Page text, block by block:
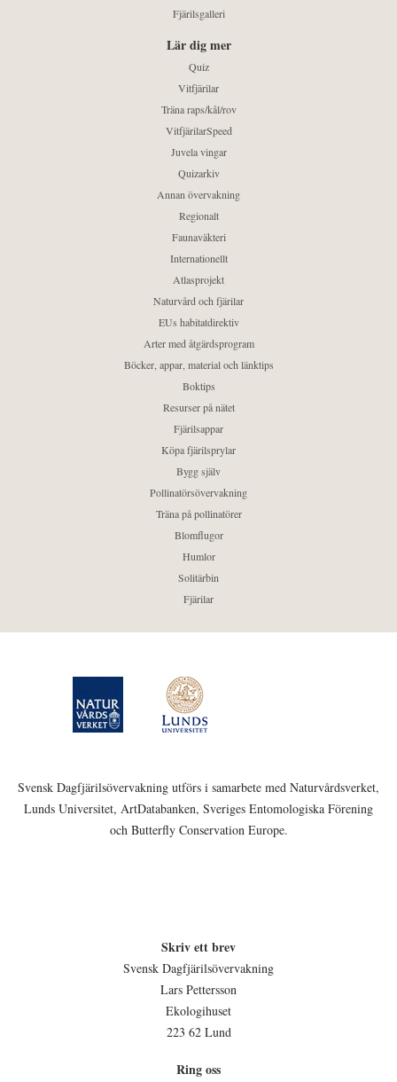
Fjärilsgalleri
Lär dig mer
Quiz
Vitfjärilar
Träna raps/kål/rov
VitfjärilarSpeed
Juvela vingar
Quizarkiv
Annan övervakning
Regionalt
Faunaväkteri
Internationellt
Atlasprojekt
Naturvård och fjärilar
EUs habitatdirektiv
Arter med åtgärdsprogram
Böcker, appar, material och länktips
Boktips
Resurser på nätet
Fjärilsappar
Köpa fjärilsprylar
Bygg själv
Pollinatörsövervakning
Träna på pollinatörer
Blomflugor
Humlor
Solitärbin
Fjärilar
Svensk Dagfjärilsövervakning utförs i samarbete med Naturvårdsverket,
Lunds Universitet, ArtDatabanken, Sveriges Entomologiska Förening
och Butterfly Conservation Europe.
Skriv ett brev
Svensk Dagfjärilsövervakning
Lars Pettersson
Ekologihuset
223 62 Lund
Ring oss